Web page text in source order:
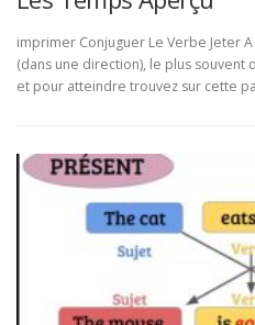
imprimer Conjuguer Le Verbe Jeter
(dans une direction), le plus
et pour atteindre trouvez sur cette